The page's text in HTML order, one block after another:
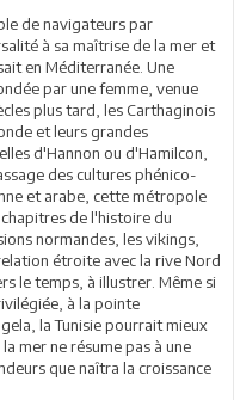
de navigateurs par
à sa maîtrise de la mer et
en Méditerranée. Une
par une femme, venue
plus tard, les Carthaginois
et leurs grandes
d'Hannon ou d'Hamilcon,
des cultures phénico-
et arabe, cette métropole
de l'histoire du
normandes, les vikings,
étroite avec la rive Nord
le temps, à illustrer. Même si
à la pointe
la Tunisie pourrait mieux
mer ne résume pas à une
que naîtra la croissance